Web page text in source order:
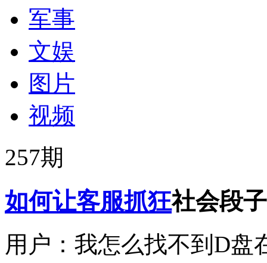
军事
文娱
图片
视频
257期
如何让客服抓狂社会段子
用户：我怎么找不到D盘